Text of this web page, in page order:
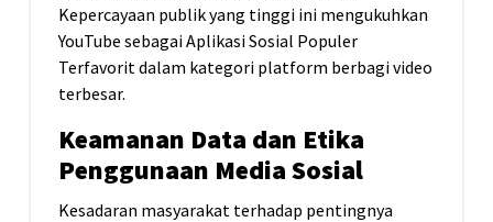
Kepercayaan publik yang tinggi ini mengukuhkan
YouTube sebagai Aplikasi Sosial Populer
Terfavorit dalam kategori platform berbagi video
terbesar.
Keamanan Data dan Etika
Penggunaan Media Sosial
Kesadaran masyarakat terhadap pentingnya